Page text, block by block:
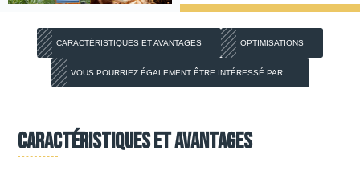
CARACTÉRISTIQUES ET AVANTAGES OPTIMISATIONS
VOUS POURRIEZ ÉGALEMENT ÊTRE INTÉRESSÉ PAR...
Caractéristiques et avantages